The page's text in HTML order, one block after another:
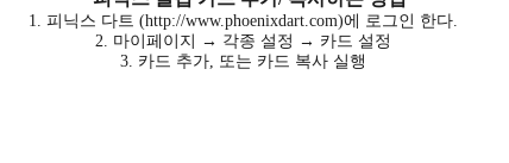
1. 피닉스 다트 (http://www.phoenixdart.com)에 로그인 한다.
2. 마이페이지 → 각종 설정 → 카드 설정
3. 카드 추가, 또는 카드 복사 실행